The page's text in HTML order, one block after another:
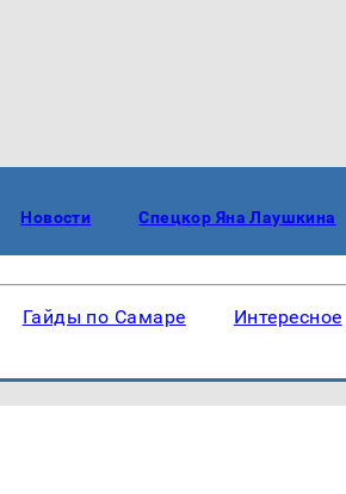
Новости Спецкор Яна Лаушкина
Гайды по Самаре Интересное